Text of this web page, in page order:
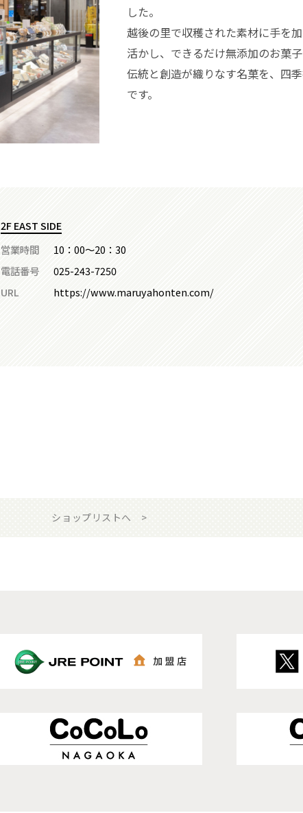
した。
越後の里で収穫された素材に手を
活かし、できるだけ無添加のお菓子
伝統と創造が織りなす名菓を、四
です。
2F EAST SIDE
営業時間
10：00～20：30
電話番号
025-243-7250
URL
https://www.maruyahonten.com/
ショップリストへ